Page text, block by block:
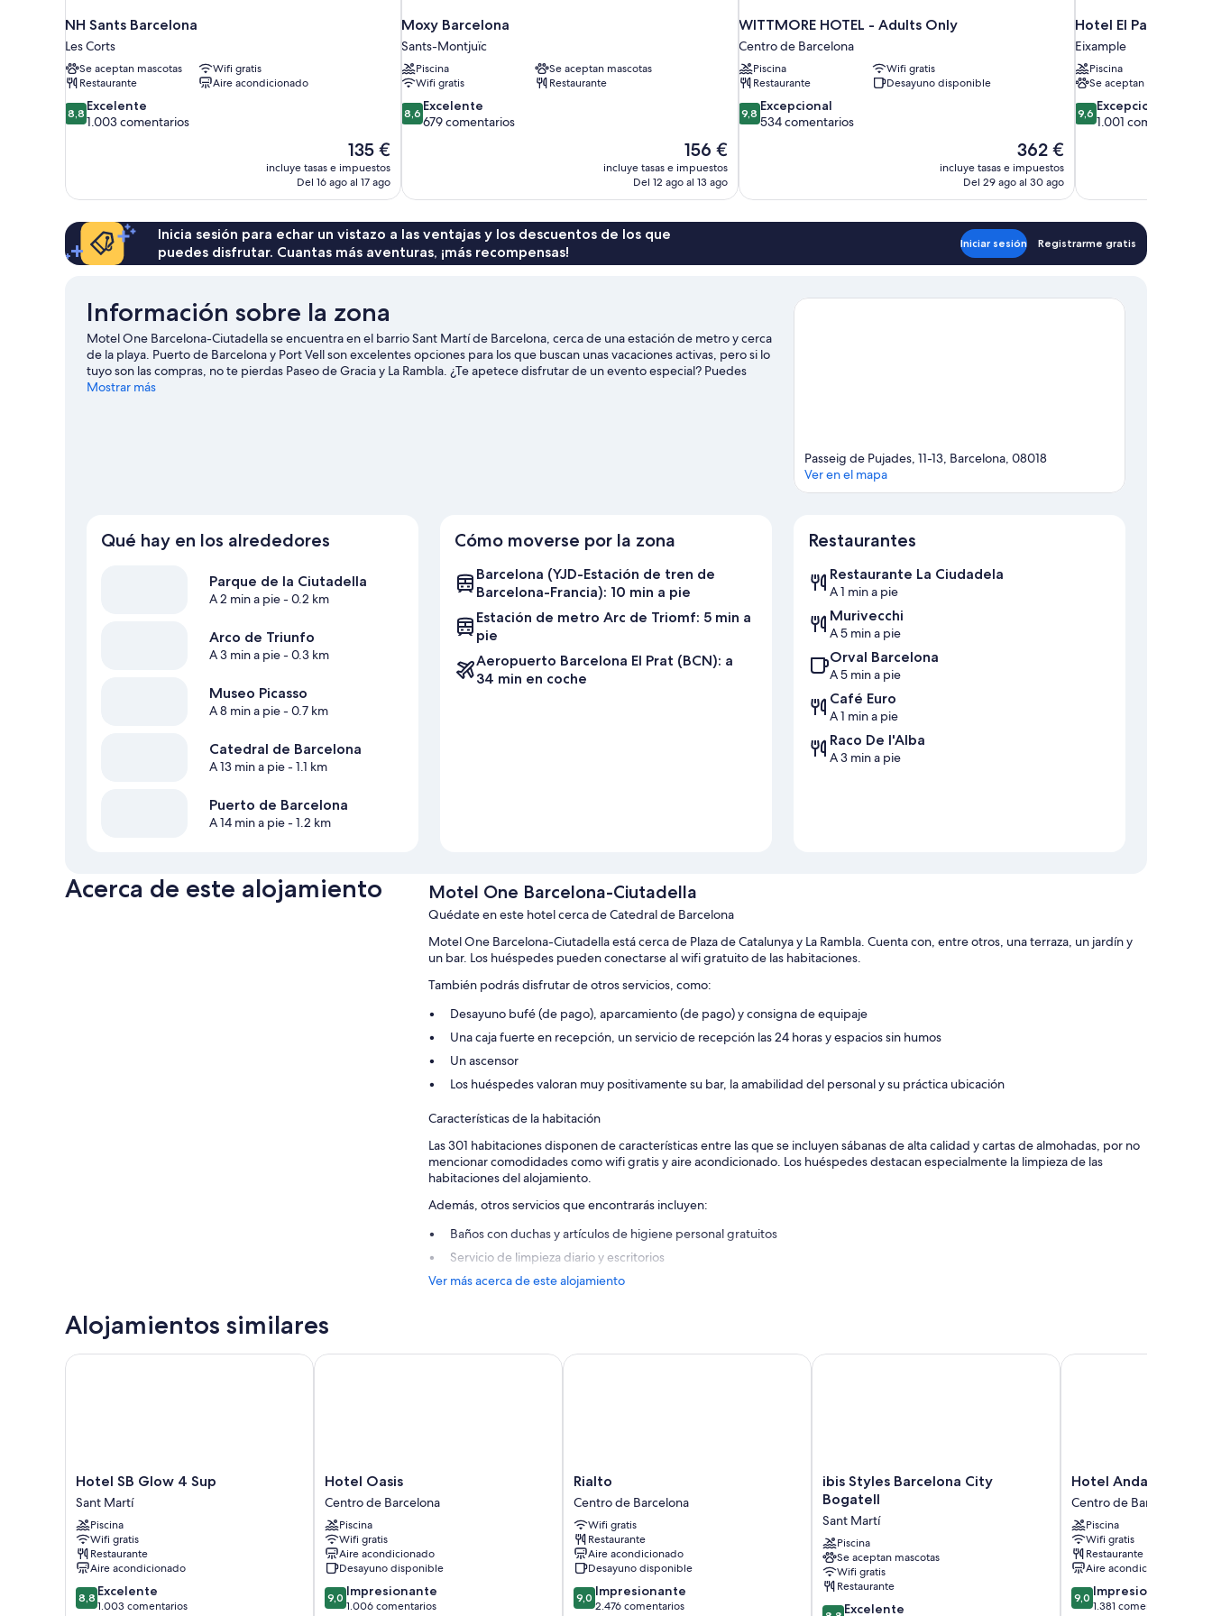
NH Sants Barcelona
Les Corts
Se aceptan mascotas
Wifi gratis
Restaurante
Aire acondicionado
8.8
sobre
8,8 Excelente
1.003 comentarios
El
precio
actual
135 €
135 €
incluye tasas e impuestos
Del 16 ago al 17 ago
Moxy Barcelona
Sants-Montjuïc
Piscina
Se aceptan mascotas
Wifi gratis
Restaurante
8.6
sobre
8,6 Excelente
679 comentarios
El
precio
actual
156 €
156 €
incluye tasas e impuestos
Del 12 ago al 13 ago
WITTMORE HOTEL - Adults Only
Centro de Barcelona
Piscina
Wifi gratis
Restaurante
Desayuno disponible
9.8
sobre
9,8 Excepcional
534 comentarios
El
precio
actual
362 €
362 €
incluye tasas e impuestos
Del 29 ago al 30 ago
Hotel El Palace
Eixample
Piscina
Se aceptan mascotas
9.6
sobre
9,6 Excepcional
1.001 comentarios
Inicia sesión para echar un vistazo a las ventajas y los descuentos de los que
puedes disfrutar. Cuantas más aventuras, ¡más recompensas!
Iniciar sesión Registrarme gratis
Información sobre la zona
Motel One Barcelona-Ciutadella se encuentra en el barrio Sant Martí de Barcelona, cerca de una estación de metro y cerca
de la playa. Puerto de Barcelona y Port Vell son excelentes opciones para los que buscan unas vacaciones activas, pero si lo
tuyo son las compras, no te pierdas Paseo de Gracia y La Rambla. ¿Te apetece disfrutar de un evento especial? Puedes
consultar el calendario de Camp Nou o Parque del Fòrum.
Mostrar más
Passeig de Pujades, 11-13, Barcelona, 08018
Ver en el mapa
Qué hay en los alrededores
Parque de la Ciutadella
A 2 min a pie- 0.2 km
Arco de Triunfo
A 3 min a pie- 0.3 km
Museo Picasso
A 8 min a pie- 0.7 km
Catedral de Barcelona
A 13 min a pie- 1.1 km
Puerto de Barcelona
A 14 min a pie- 1.2 km
Cómo moverse por la zona
Barcelona (YJD-Estación de tren de
Barcelona-Francia): 10 min a pie
Estación de metro Arc de Triomf: 5 min a
pie
Aeropuerto Barcelona El Prat (BCN): a
34 min en coche
Restaurantes
Restaurante La Ciudadela
A 1 min a pie
Murivecchi
A 5 min a pie
Orval Barcelona
A 5 min a pie
Café Euro
A 1 min a pie
Raco De l'Alba
A 3 min a pie
Acerca de este alojamiento Motel One Barcelona-Ciutadella
Quédate en este hotel cerca de Catedral de Barcelona
Motel One Barcelona-Ciutadella está cerca de Plaza de Catalunya y La Rambla. Cuenta con, entre otros, una terraza, un jardín y
un bar. Los huéspedes pueden conectarse al wifi gratuito de las habitaciones.
También podrás disfrutar de otros servicios, como:
Desayuno bufé (de pago), aparcamiento (de pago) y consigna de equipaje
Una caja fuerte en recepción, un servicio de recepción las 24 horas y espacios sin humos
Un ascensor
Los huéspedes valoran muy positivamente su bar, la amabilidad del personal y su práctica ubicación
Características de la habitación
Las 301 habitaciones disponen de características entre las que se incluyen sábanas de alta calidad y cartas de almohadas, por no
mencionar comodidades como wifi gratis y aire acondicionado. Los huéspedes destacan especialmente la limpieza de las
habitaciones del alojamiento.
Además, otros servicios que encontrarás incluyen:
Baños con duchas y artículos de higiene personal gratuitos
Servicio de limpieza diario y escritorios
Ver más acerca de este alojamiento
Alojamientos similares
Hotel
SB
Glow
4
Sup
Sant
Martí
Hotel SB Glow 4 Sup
Sant Martí
Piscina
Wifi gratis
Restaurante
Aire acondicionado
8.8
sobre
8,8 Excelente
1.003 comentarios
Hotel SB Glow 4 Sup
Hotel
Oasis
Centro
de
Barcelona
Hotel Oasis
Centro de Barcelona
Piscina
Wifi gratis
Aire acondicionado
Desayuno disponible
9.0
sobre
9,0 Impresionante
1.006 comentarios
Hotel Oasis
Rialto
Centro
de
Barcelona
Rialto
Centro de Barcelona
Wifi gratis
Restaurante
Aire acondicionado
Desayuno disponible
9.0
sobre
9,0 Impresionante
2.476 comentarios
Rialto
ibis
Styles
Barcelona
City
Bogatell
Sant
Martí
ibis Styles Barcelona City
Bogatell
Sant Martí
Piscina
Se aceptan mascotas
Wifi gratis
Restaurante
8.8 Excelente
ibis Styles Barcelona City Bogatell
Hotel
Andante
Drassanes
Centro
de
Barcelona
Hotel Andante
Centro de Barcelona
Piscina
Wifi gratis
Restaurante
Aire acondicionado
9.0
sobre
9,0 Impresionante
1.381 comentarios
Hotel Andante